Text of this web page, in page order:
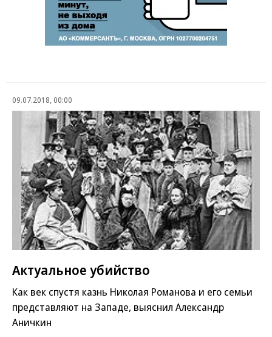
09.07.2018, 00:00
Актуальное убийство
Как век спустя казнь Николая Романова и его семьи
представляют на Западе, выяснил Александр
Аничкин